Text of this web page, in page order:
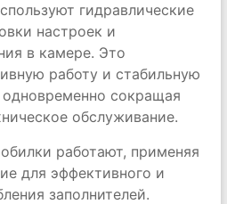
гидравлические
настроек и
в камере. Это
работу и стабильную
одновременно сокращая
обслуживание.
работают, применяя
для эффективного и
заполнителей.